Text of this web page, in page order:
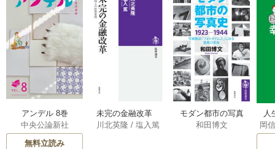
アンデル 8巻
中央公論新社
無料立読み
未完の金融改革
――池尾和人の政
川北英隆 /塩入篤
モダン都市の写真
史 1923－1944
和田博文
人
教
岡